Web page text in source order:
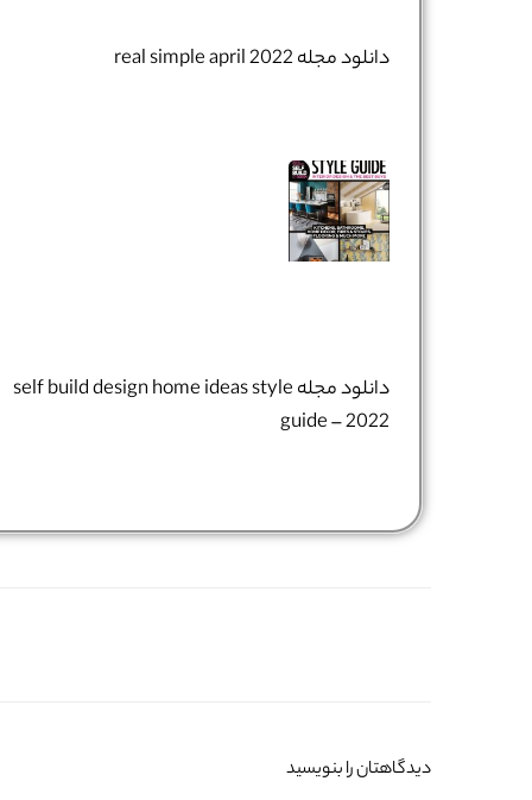
دانلود مجله real simple april 2022
دانلود مجله self build design home ideas style
guide – 2022
دیدگاهتان را بنویسید